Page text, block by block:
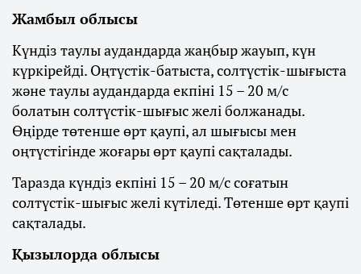
Жамбыл облысы
Күндіз таулы аудандарда жаңбыр жауып, күн
күркірейді. Оңтүстік-батыста, солтүстік-шығыста
және таулы аудандарда екпіні 15 – 20 м/с
болатын солтүстік-шығыс желі болжанады.
Өңірде төтенше өрт қаупі, ал шығысы мен
оңтүстігінде жоғары өрт қаупі сақталады.
Таразда күндіз екпіні 15 – 20 м/с соғатын
солтүстік-шығыс желі күтіледі. Төтенше өрт қаупі
сақталады.
Қызылорда облысы